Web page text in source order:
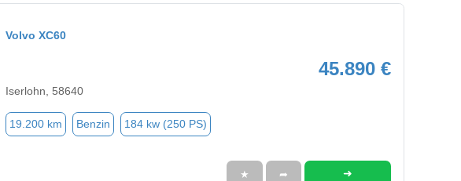
Volvo XC60
45.890 €
Iserlohn, 58640
19.200 km Benzin 184 kw (250 PS)
★ ➦ ➜